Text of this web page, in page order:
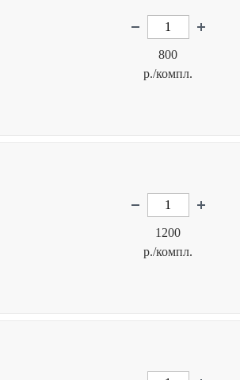
800
р./компл.
1200
р./компл.